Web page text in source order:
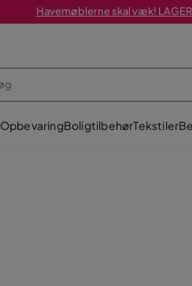
Havemøblerne skal væk!
OpbevaringBoligtilbehørTekstiler